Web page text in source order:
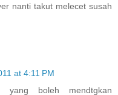
nanti takut melecet susah
at 4:11 PM
boleh mendtgkan